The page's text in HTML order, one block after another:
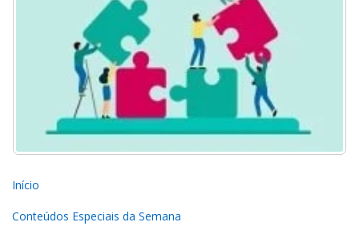
Início
Conteúdos Especiais da Semana